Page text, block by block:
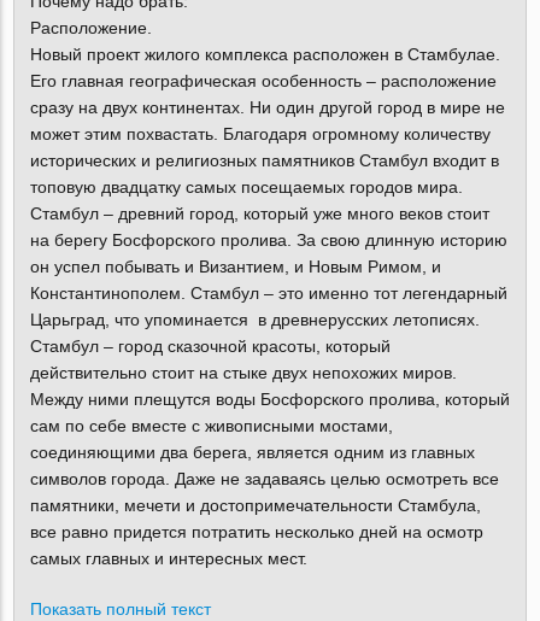
Расположение.
Новый проект жилого комплекса расположен в Стамбулае.
Его главная географическая особенность – расположение
сразу на двух континентах. Ни один другой город в мире не
может этим похвастать. Благодаря огромному количеству
исторических и религиозных памятников Стамбул входит в
топовую двадцатку самых посещаемых городов мира.
Стамбул – древний город, который уже много веков стоит
на берегу Босфорского пролива. За свою длинную историю
он успел побывать и Византием, и Новым Римом, и
Константинополем. Стамбул – это именно тот легендарный
Царьград, что упоминается в древнерусских летописях.
Стамбул – город сказочной красоты, который
действительно стоит на стыке двух непохожих миров.
Между ними плещутся воды Босфорского пролива, который
сам по себе вместе с живописными мостами,
соединяющими два берега, является одним из главных
символов города. Даже не задаваясь целью осмотреть все
памятники, мечети и достопримечательности Стамбула,
все равно придется потратить несколько дней на осмотр
самых главных и интересных мест.
Показать полный текст